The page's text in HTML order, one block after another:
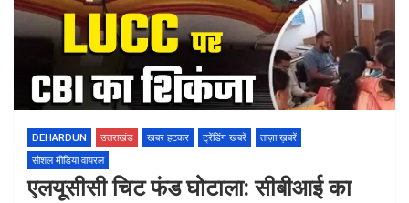
DEHARDUN उत्तराखंड खबर हटकर ट्रेंडिंग खबरें
ताज़ा ख़बरें
सोशल मीडिया वायरल
एलयूसीसी चिट फंड घोटाला: सीबीआई का